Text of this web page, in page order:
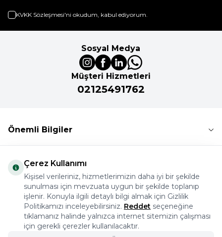
KVKK Sözleşmesi'ni okudum, kabul ediyorum.
Sosyal Medya
Müşteri Hizmetleri
02125491762
Önemli Bilgiler
Kurumsal
İkitelli Organize Sanayi Bölgesi Aykosan Sanayi Sitesi
2. Kısım 15. Ada C Blok Başakşehir İstanbul
02125491762
Çerez Kullanımı
Kişisel verileriniz, hizmetlerimizin daha iyi bir şekilde
sunulması için mevzuata uygun bir şekilde toplanıp
işlenir. Konuyla ilgili detaylı bilgi almak için Gizlilik
Politikamızı inceleyebilirsiniz. Reddet seçeneğine
tıklamanız halinde yalnızca internet sitemizin çalışması
için gerekli çerezler kullanılacaktır.